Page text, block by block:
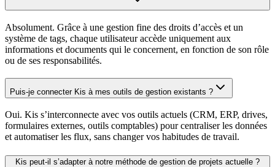
Absolument. Grâce à une gestion fine des droits d’accès et un
système de tags, chaque utilisateur accède uniquement aux
informations et documents qui le concernent, en fonction de son rôle
ou de ses responsabilités.
Puis-je connecter Kis à mes outils de gestion existants ?
Oui. Kis s’interconnecte avec vos outils actuels (CRM, ERP, drives,
formulaires externes, outils comptables) pour centraliser les données
et automatiser les flux, sans changer vos habitudes de travail.
Kis peut-il s’adapter à notre méthode de gestion de projets actuelle ?